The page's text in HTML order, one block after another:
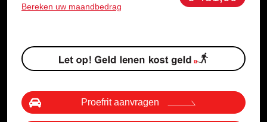
Bereken uw maandbedrag
Proefrit aanvragen